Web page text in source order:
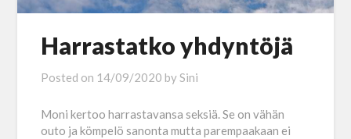
Harrastatko yhdyntöjä
Posted on 14/09/2020 bySini
Moni kertoo harrastavansa seksiä. Se on vähän
outo ja kömpelö sanonta mutta parempaakaan ei